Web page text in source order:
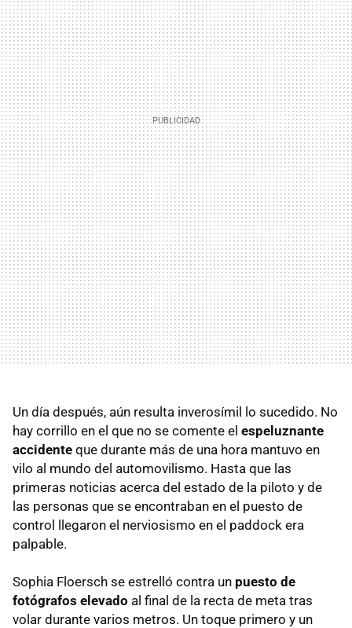
Un día después, aún resulta inverosímil lo sucedido. No
hay corrillo en el que no se comente el espeluznante
accidente que durante más de una hora mantuvo en
vilo al mundo del automovilismo. Hasta que las
primeras noticias acerca del estado de la piloto y de
las personas que se encontraban en el puesto de
control llegaron el nerviosismo en el paddock era
palpable.
Sophia Floersch se estrelló contra un puesto de
fotógrafos elevado al final de la recta de meta tras
volar durante varios metros. Un toque primero y un